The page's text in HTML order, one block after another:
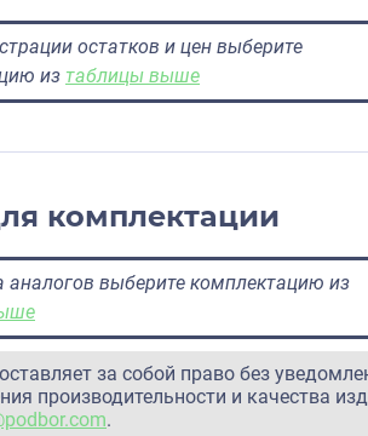
остатков и цен выберите
из таблицы выше
комплектации
аналогов выберите комплектацию из
за собой право без
производительности и качества
.